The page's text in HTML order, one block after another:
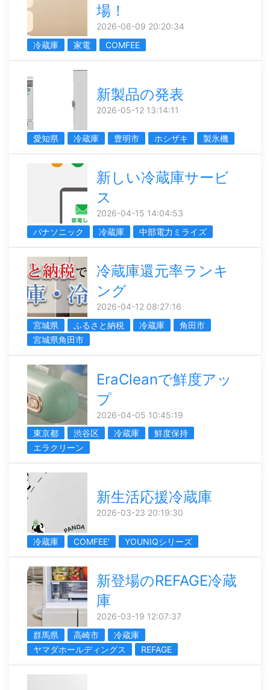
場！
2026-06-09 20:20:34
冷蔵庫
家電 COMFEE
新製品の発表
2026-05-12 13:14:11
愛知県 冷蔵庫 豊明市 ホシザキ 製氷機
新しい冷蔵庫サービ
ス
2026-04-15 14:04:53
パナソニック
冷蔵庫 中部電力ミライズ
冷蔵庫還元率ランキ
ング
2026-04-12 08:27:16
宮城県
ふるさと納税 冷蔵庫
角田市
宮城県角田市
EraCleanで鮮度アッ
プ
2026-04-05 10:45:19
東京都
渋谷区 冷蔵庫
鮮度保持
エラクリーン
新生活応援冷蔵庫
2026-03-23 20:19:30
冷蔵庫 COMFEE' YOUNIQシリーズ
新登場のREFAGE冷蔵
庫
2026-03-19 12:07:37
群馬県
高崎市
冷蔵庫
ヤマダホールディングス
REFAGE